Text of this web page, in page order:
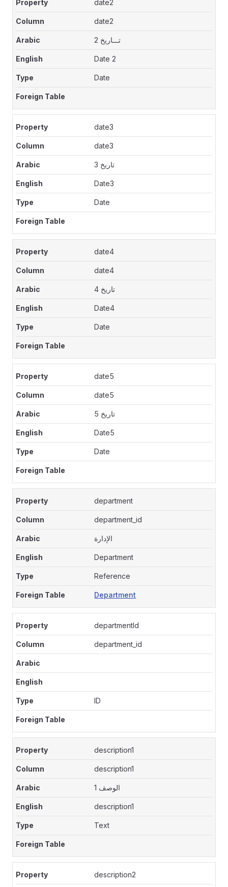
date2
date2
تـــاريخ 2
Date 2
Date
date3
date3
تاريخ 3
Date3
Date
date4
date4
تاريخ 4
Date4
Date
date5
date5
تاريخ 5
Date5
Date
department
department_id
الإدارة
Department
Reference
Department
departmentId
department_id
ID
description1
description1
الوصف 1
description1
Text
description2